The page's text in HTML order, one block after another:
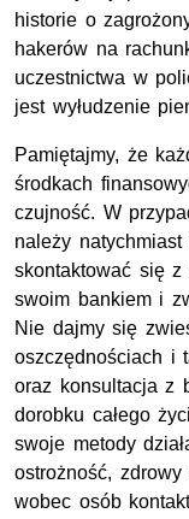
historie o
hakerów na
uczestnictwa w
jest wyłudzenie
Pamiętajmy, że
środkach
czujność. W
należy
skontaktować się
swoim bankiem i
Nie dajmy się
oszczędnościach i
oraz konsultacja z
dorobku całego
swoje metody
ostrożność,
wobec osób